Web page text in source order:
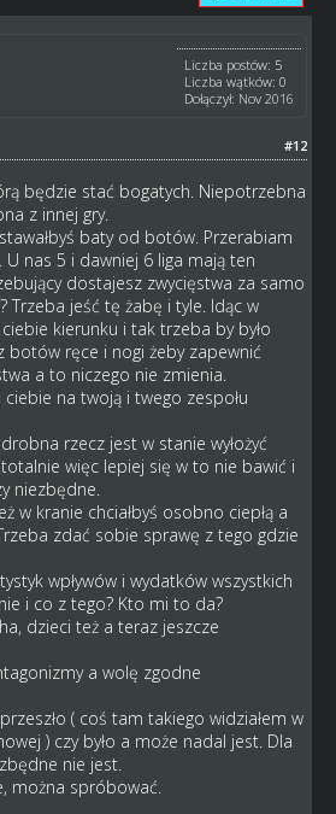
Liczba postów: 5
Liczba wątków: 0
Dołączył: Nov 2016
#12
będzie stać bogatych. Niepotrzebna
z innej gry.
baty od botów. Przerabiam
U nas 5 i dawniej 6 liga mają ten
dostajesz zwycięstwa za samo
Trzeba jeść tę żabę i tyle. Idąc w
kierunku i tak trzeba by było
ręce i nogi żeby zapewnić
a to niczego nie zmienia.
na twoją i twego zespołu
rzecz jest w stanie wyłożyć
więc lepiej się w to nie bawić i
niezbędne.
w kranie chciałbyś osobno ciepłą a
zdać sobie sprawę z tego gdzie
wpływów i wydatków wszystkich
i co z tego? Kto mi to da?
dzieci też a teraz jeszcze
a wolę zgodne
( coś tam takiego widziałem w
) czy było a może nadal jest. Dla
nie jest.
można spróbować.